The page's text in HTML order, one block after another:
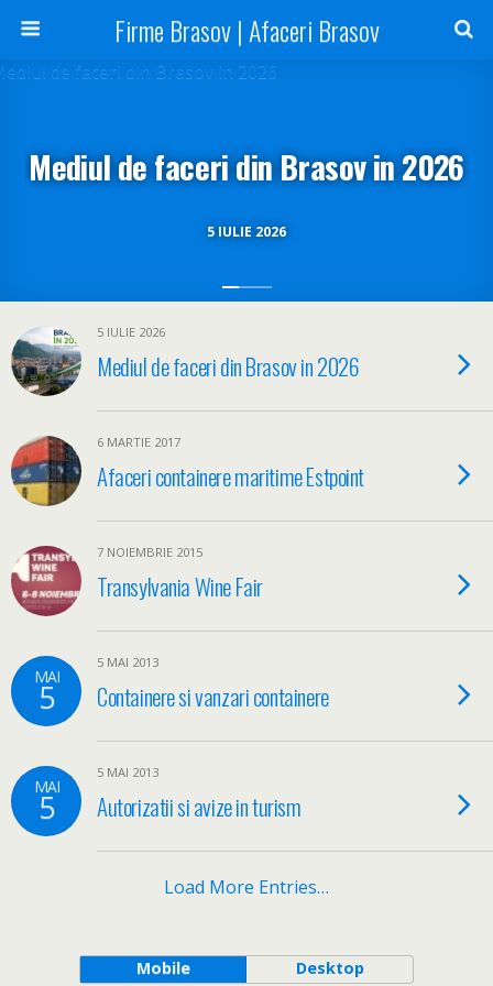
Firme Brasov | Afaceri Brasov
5 IULIE 2026
Mediul de faceri din Brasov in 2026
5 IULIE 2026
Mediul de faceri din Brasov in 2026
6 MARTIE 2017
Afaceri containere maritime Estpoint
7 NOIEMBRIE 2015
Transylvania Wine Fair
MAI
5
5 MAI 2013
Containere si vanzari containere
MAI
5
5 MAI 2013
Autorizatii si avize in turism
Load More Entries…
Mobile Desktop